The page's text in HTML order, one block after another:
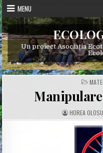
Skip
to
content
MENU
Un proiect Asociația
IN
A
U
HOREA